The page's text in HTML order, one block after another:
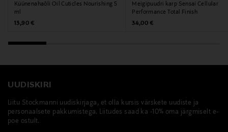
Küünenahaõli Oil Cuticles Nourishing 5
ml
Original Price
13,90 €
Meigipuudri karp Sensai Cellular
Performance Total Finish
Original Price
34,00 €
UUDISKIRI
Liitu Stockmanni uudiskirjaga, et olla kursis värskete uudiste ja
personaalsete pakkumistega. Liitudes saad ka -10% oma järgmiselt e-
poe ostult.